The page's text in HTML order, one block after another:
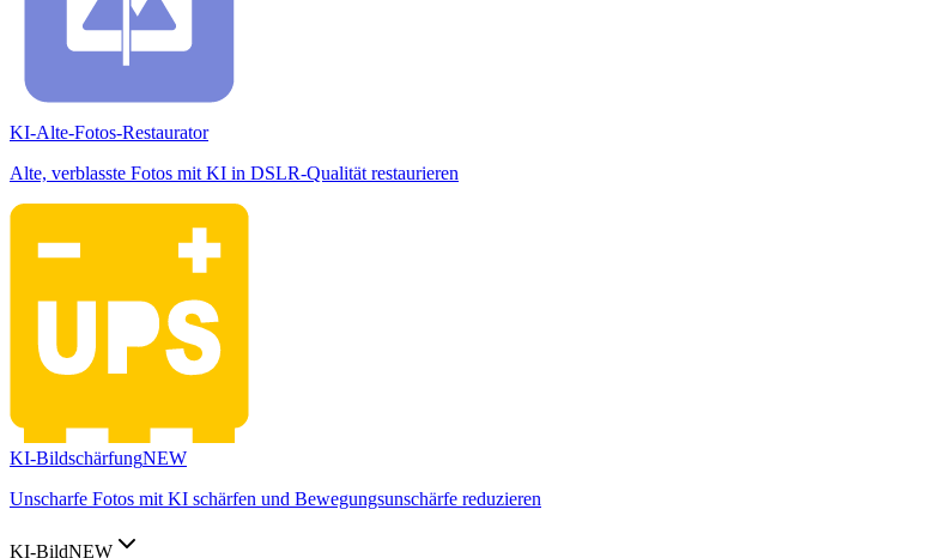
KI-Alte-Fotos-Restaurator
Alte, verblasste Fotos mit KI in DSLR-Qualität restaurieren
KI-BildschärfungNEW
Unscharfe Fotos mit KI schärfen und Bewegungsunschärfe reduzieren
KI-BildNEW